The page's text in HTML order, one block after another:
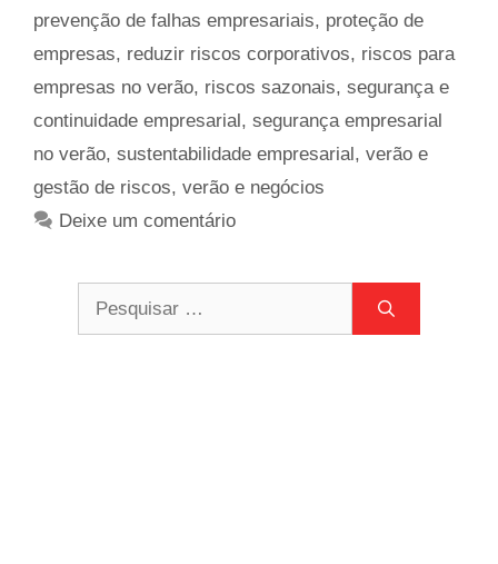
prevenção de falhas empresariais, proteção de
empresas, reduzir riscos corporativos, riscos para
empresas no verão, riscos sazonais, segurança e
continuidade empresarial , segurança empresarial
no verão, sustentabilidade empresarial , verão e
gestão de riscos, verão e negócios
Deixe um comentário